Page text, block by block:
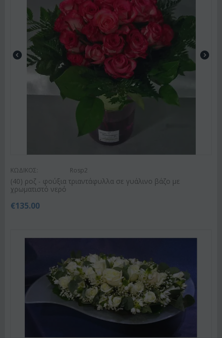
ΚΩΔΙΚΟΣ: Rosp2
(40) ροζ - φούξια τριαντάφυλλα σε γυάλινο βάζο με
χρωματιστό νερό
€135.00